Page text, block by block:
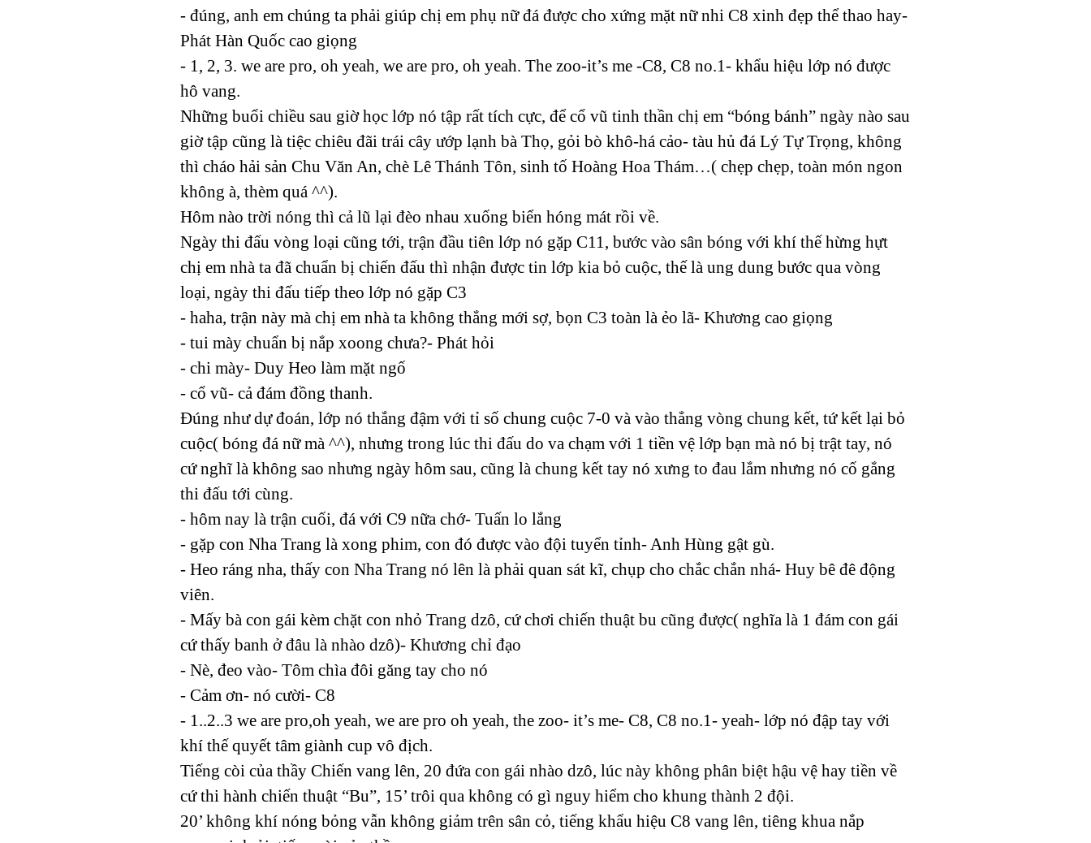
- đúng, anh em chúng ta phải giúp chị em phụ nữ đá được cho xứng mặt nữ nhi C8 xinh đẹp thể thao hay-
Phát Hàn Quốc cao giọng
- 1, 2, 3. we are pro, oh yeah, we are pro, oh yeah. The zoo-it’s me -C8, C8 no.1- khẩu hiệu lớp nó được
hô vang.
Những buổi chiều sau giờ học lớp nó tập rất tích cực, để cổ vũ tinh thần chị em “bóng bánh” ngày nào sau
giờ tập cũng là tiệc chiêu đãi trái cây ướp lạnh bà Thọ, gỏi bò khô-há cảo- tàu hủ đá Lý Tự Trọng, không
thì cháo hải sản Chu Văn An, chè Lê Thánh Tôn, sinh tố Hoàng Hoa Thám…( chẹp chẹp, toàn món ngon
không à, thèm quá ^^).
Hôm nào trời nóng thì cả lũ lại đèo nhau xuống biển hóng mát rồi về.
Ngày thi đấu vòng loại cũng tới, trận đầu tiên lớp nó gặp C11, bước vào sân bóng với khí thế hừng hựt
chị em nhà ta đã chuẩn bị chiến đấu thì nhận được tin lớp kia bỏ cuộc, thế là ung dung bước qua vòng
loại, ngày thi đấu tiếp theo lớp nó gặp C3
- haha, trận này mà chị em nhà ta không thắng mới sợ, bọn C3 toàn là ẻo lã- Khương cao giọng
- tui mày chuẩn bị nắp xoong chưa?- Phát hỏi
- chi mày- Duy Heo làm mặt ngố
- cổ vũ- cả đám đồng thanh.
Đúng như dự đoán, lớp nó thắng đậm với tỉ số chung cuộc 7-0 và vào thẳng vòng chung kết, tứ kết lại bỏ
cuộc( bóng đá nữ mà ^^), nhưng trong lúc thi đấu do va chạm với 1 tiền vệ lớp bạn mà nó bị trật tay, nó
cứ nghĩ là không sao nhưng ngày hôm sau, cũng là chung kết tay nó xưng to đau lắm nhưng nó cố gắng
thi đấu tới cùng.
- hôm nay là trận cuối, đá với C9 nữa chớ- Tuấn lo lắng
- gặp con Nha Trang là xong phim, con đó được vào đội tuyển tỉnh- Anh Hùng gật gù.
- Heo ráng nha, thấy con Nha Trang nó lên là phải quan sát kĩ, chụp cho chắc chắn nhá- Huy bê đê động
viên.
- Mấy bà con gái kèm chặt con nhỏ Trang dzô, cứ chơi chiến thuật bu cũng được( nghĩa là 1 đám con gái
cứ thấy banh ở đâu là nhào dzô)- Khương chỉ đạo
- Nè, đeo vào- Tôm chìa đôi găng tay cho nó
- Cảm ơn- nó cười- C8
- 1..2..3 we are pro,oh yeah, we are pro oh yeah, the zoo- it’s me- C8, C8 no.1- yeah- lớp nó đập tay với
khí thế quyết tâm giành cup vô địch.
Tiếng còi của thầy Chiến vang lên, 20 đứa con gái nhào dzô, lúc này không phân biệt hậu vệ hay tiền về
cứ thi hành chiến thuật “Bu”, 15’ trôi qua không có gì nguy hiểm cho khung thành 2 đội.
20’ không khí nóng bỏng vẫn không giảm trên sân cỏ, tiếng khẩu hiệu C8 vang lên, tiêng khua nắp